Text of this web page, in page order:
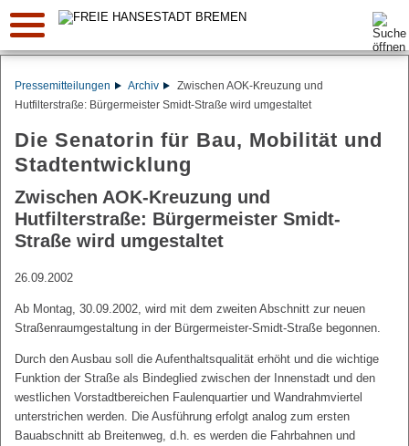
Suche:
Pressemitteilungen Archiv
Zwischen AOK-Kreuzung und
Hutfilterstraße: Bürgermeister Smidt-Straße wird umgestaltet
Die Senatorin für Bau, Mobilität und
Stadtentwicklung
Zwischen AOK-Kreuzung und
Hutfilterstraße: Bürgermeister Smidt-
Straße wird umgestaltet
26.09.2002
Ab Montag, 30.09.2002, wird mit dem zweiten Abschnitt zur neuen
Straßenraumgestaltung in der Bürgermeister-Smidt-Straße begonnen.
Durch den Ausbau soll die Aufenthaltsqualität erhöht und die wichtige
Funktion der Straße als Bindeglied zwischen der Innenstadt und den
westlichen Vorstadtbereichen Faulenquartier und Wandrahmviertel
unterstrichen werden. Die Ausführung erfolgt analog zum ersten
Bauabschnitt ab Breitenweg, d.h. es werden die Fahrbahnen und